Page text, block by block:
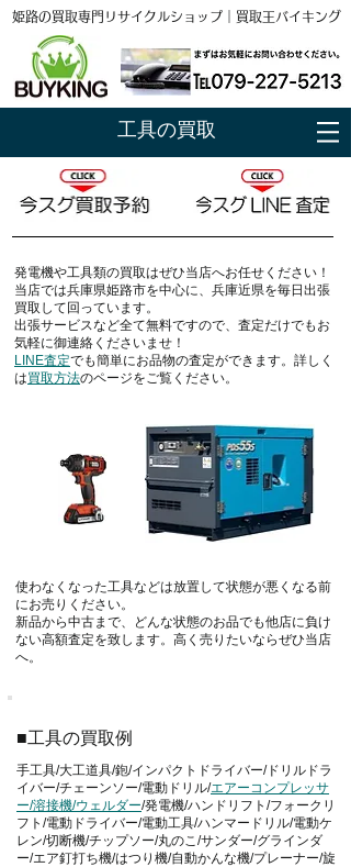
姫路の買取専門リサイクルショップ｜買取王バイキング
工具の買取
発電機や工具類の買取はぜひ当店へお任せください！
当店では兵庫県姫路市を中心に、兵庫近県を毎日出張
買取して回っています。
出張サービスなど全て無料ですので、査定だけでもお
気軽に御連絡くださいませ！
LINE査定でも簡単にお品物の査定ができます。詳しく
は買取方法のページをご覧ください。
使わなくなった工具などは放置して状態が悪くなる前
にお売りください。
新品から中古まで、どんな状態のお品でも他店に負け
ない高額査定を致します。高く売りたいならぜひ当店
へ。
■工具の買取例
手工具/大工道具/鉋/インパクトドライバー/ドリルドラ
イバー/チェーンソー/電動ドリル/エアーコンプレッサ
ー/溶接機/ウェルダー/発電機/ハンドリフト/フォークリ
フト/電動ドライバー/電動工具/ハンマードリル/電動ケ
レン/切断機/チップソー/丸のこ/サンダー/グラインダ
ー/エア釘打ち機/はつり機/自動かんな機/プレーナー/旋